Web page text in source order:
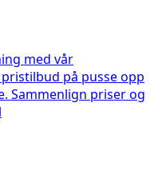
med vår
på pusse opp
Sammenlign priser og